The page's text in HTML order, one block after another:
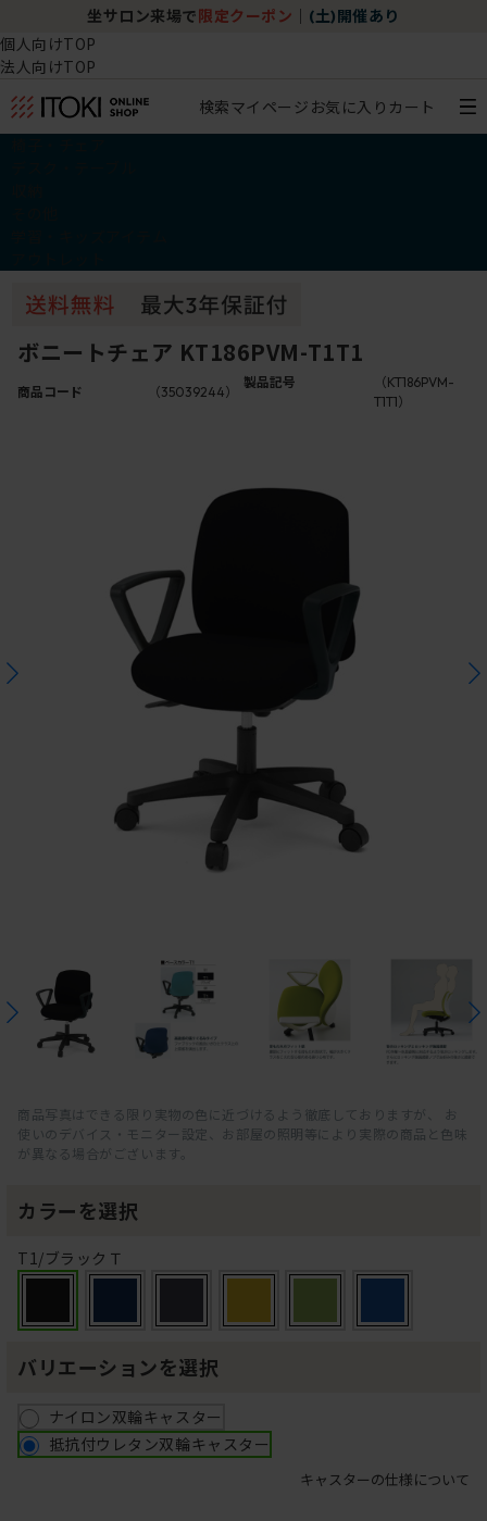
坐サロン来場で 限定クーポン (土)開催あり
個人向けTOP
法人向けTOP
検索マイページ お気に入り カート
ボニートチェア KT186PVM-T1T1
商品コード （35039244）
製品記号
（KT186PVM-
T1T1）
商品写真はできる限り実物の色に近づけるよう徹底しておりますが、 お
使いのデバイス・モニター設定、お部屋の照明等により実際の商品と色味
が異なる場合がございます。
カラーを選択
T1/ブラックＴ
バリエーションを選択
ナイロン双輪キャスター
抵抗付ウレタン双輪キャスター
キャスターの仕様について